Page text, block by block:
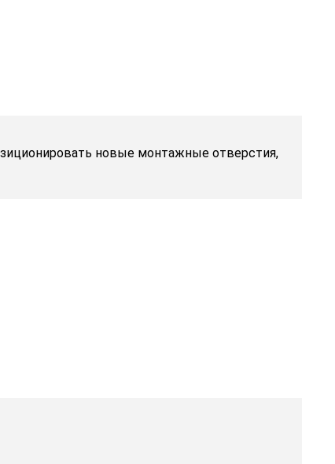
новые монтажные отверстия,